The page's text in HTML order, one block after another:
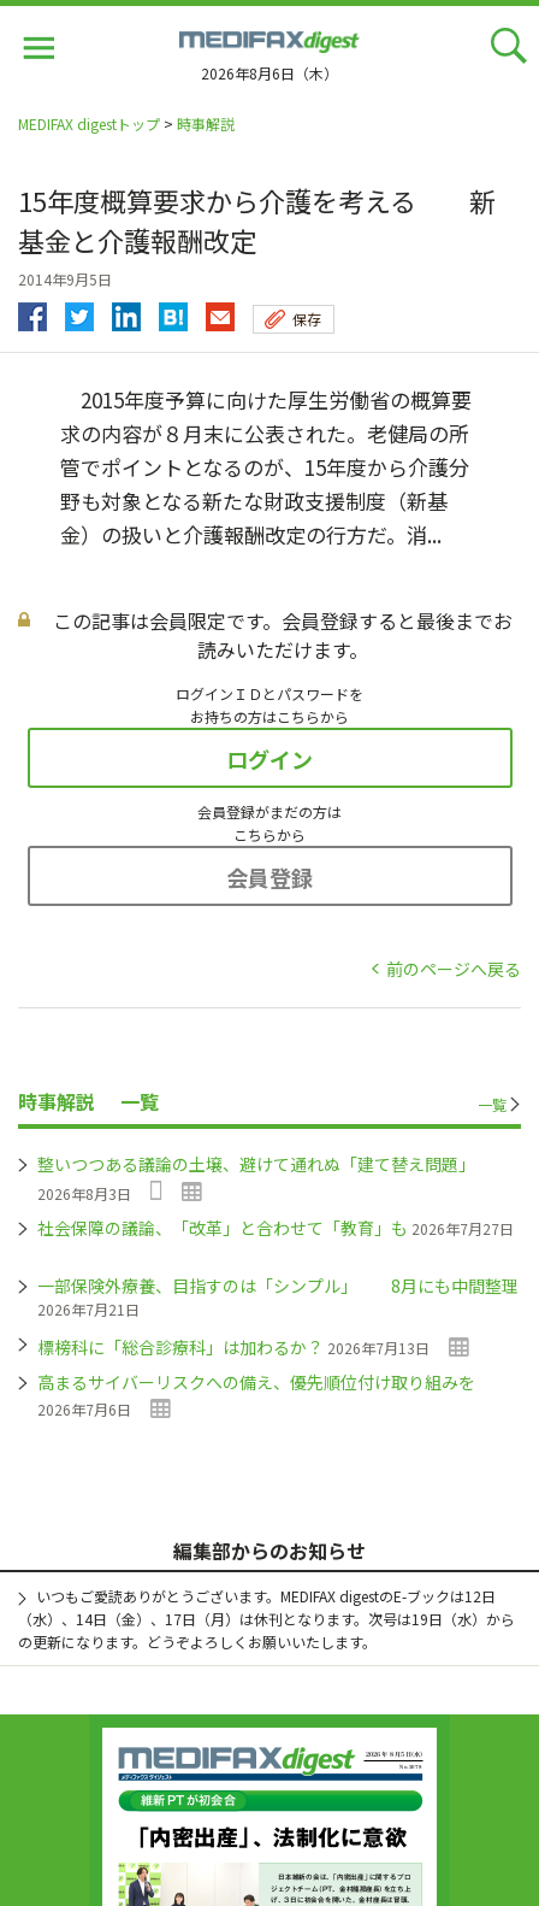
2026年8月6日（木）
MEDIFAX digestトップ > 時事解説
15年度概算要求から介護を考える 新
基金と介護報酬改定
2014年9月5日
保存
2015年度予算に向けた厚生労働省の概算要
求の内容が８月末に公表された。老健局の所
管でポイントとなるのが、15年度から介護分
野も対象となる新たな財政支援制度（新基
金）の扱いと介護報酬改定の行方だ。消...
この記事は会員限定です。会員登録すると最後までお
読みいただけます。
ログインＩＤとパスワードを
お持ちの方はこちらから
ログイン
会員登録がまだの方は
こちらから
会員登録
前のページへ戻る
時事解説 一覧 一覧
整いつつある議論の土壌、避けて通れぬ「建て替え問題」
2026年8月3日
社会保障の議論、「改革」と合わせて「教育」も 2026年7月27日
一部保険外療養、目指すのは「シンプル」 8月にも中間整理
2026年7月21日
標榜科に「総合診療科」は加わるか？ 2026年7月13日
高まるサイバーリスクへの備え、優先順位付け取り組みを
2026年7月6日
編集部からのお知らせ
いつもご愛読ありがとうございます。MEDIFAX digestのE-ブックは12日
（水）、14日（金）、17日（月）は休刊となります。次号は19日（水）から
の更新になります。どうぞよろしくお願いいたします。